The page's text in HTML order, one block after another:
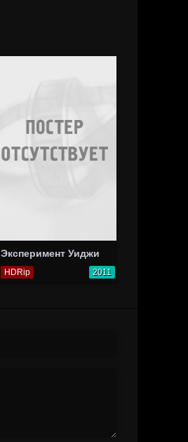
Эксперимент Уиджи
HDRip 2011